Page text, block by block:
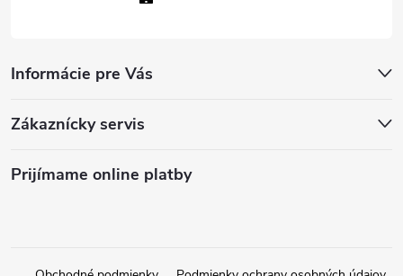
Informácie pre Vás
Zákaznícky servis
Prijímame online platby